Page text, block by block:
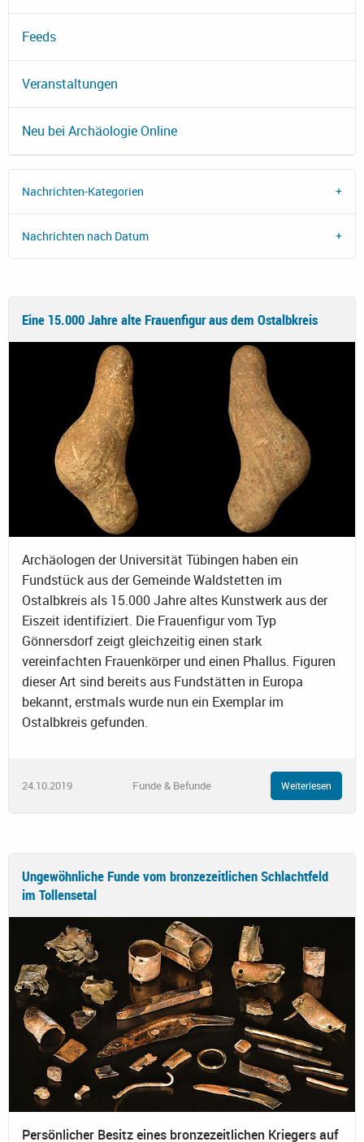
Feeds
Veranstaltungen
Neu bei Archäologie Online
Nachrichten-Kategorien
Nachrichten nach Datum
Eine 15.000 Jahre alte Frauenfigur aus dem Ostalbkreis
Archäologen der Universität Tübingen haben ein
Fundstück aus der Gemeinde Waldstetten im
Ostalbkreis als 15.000 Jahre altes Kunstwerk aus der
Eiszeit identifiziert. Die Frauenfigur vom Typ
Gönnersdorf zeigt gleichzeitig einen stark
vereinfachten Frauenkörper und einen Phallus. Figuren
dieser Art sind bereits aus Fundstätten in Europa
bekannt, erstmals wurde nun ein Exemplar im
Ostalbkreis gefunden.
24.10.2019 Funde & Befunde Weiterlesen
Ungewöhnliche Funde vom bronzezeitlichen Schlachtfeld
im Tollensetal
Persönlicher Besitz eines bronzezeitlichen Kriegers auf